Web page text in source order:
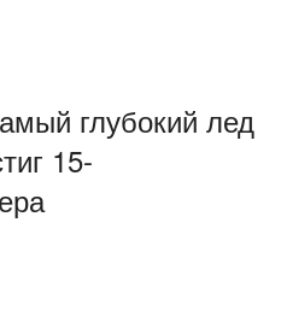
глубокий лед
15-